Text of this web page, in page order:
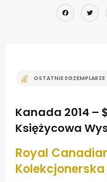
OSTATNIE EGZEMPLARZE
Kanada 2014 –
Księżycowa
Royal
Kolekcjonerska